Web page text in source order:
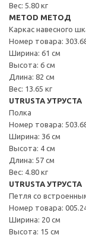
Вес: 5.80 кг
METOD МЕТОД
Каркас навесного
Номер товара:
Ширина: 61 см
Высота: 6 см
Длина: 82 см
Вес: 13.65 кг
UTRUSTA УТРУСТА
Полка
Номер товара:
Ширина: 36 см
Высота: 4 см
Длина: 57 см
Вес: 4.80 кг
UTRUSTA УТРУСТА
Петля со
Номер товара:
Ширина: 20 см
Высота: 15 см